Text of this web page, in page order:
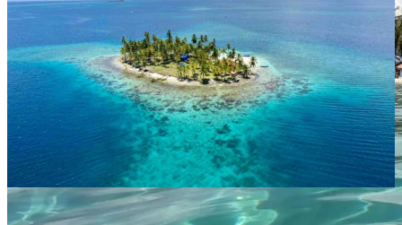
Explora San Blas, el archipiélago panameño de más de 360 islas de